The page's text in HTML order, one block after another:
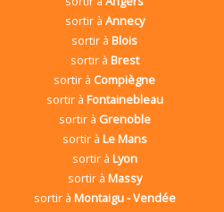
sortir à Annecy
sortir àBlois
sortir à Brest
sortir à Compiègne
sortir à Fontainebleau
sortir à Grenoble
sortir à Le Mans
sortir à Lyon
sortir à Massy
sortir à Montaigu - Vendée